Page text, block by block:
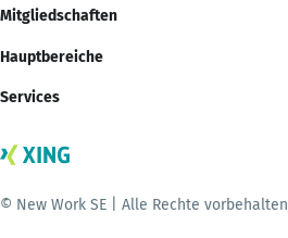
Mitgliedschaften
Hauptbereiche
Services
© New Work SE | Alle Rechte vorbehalten